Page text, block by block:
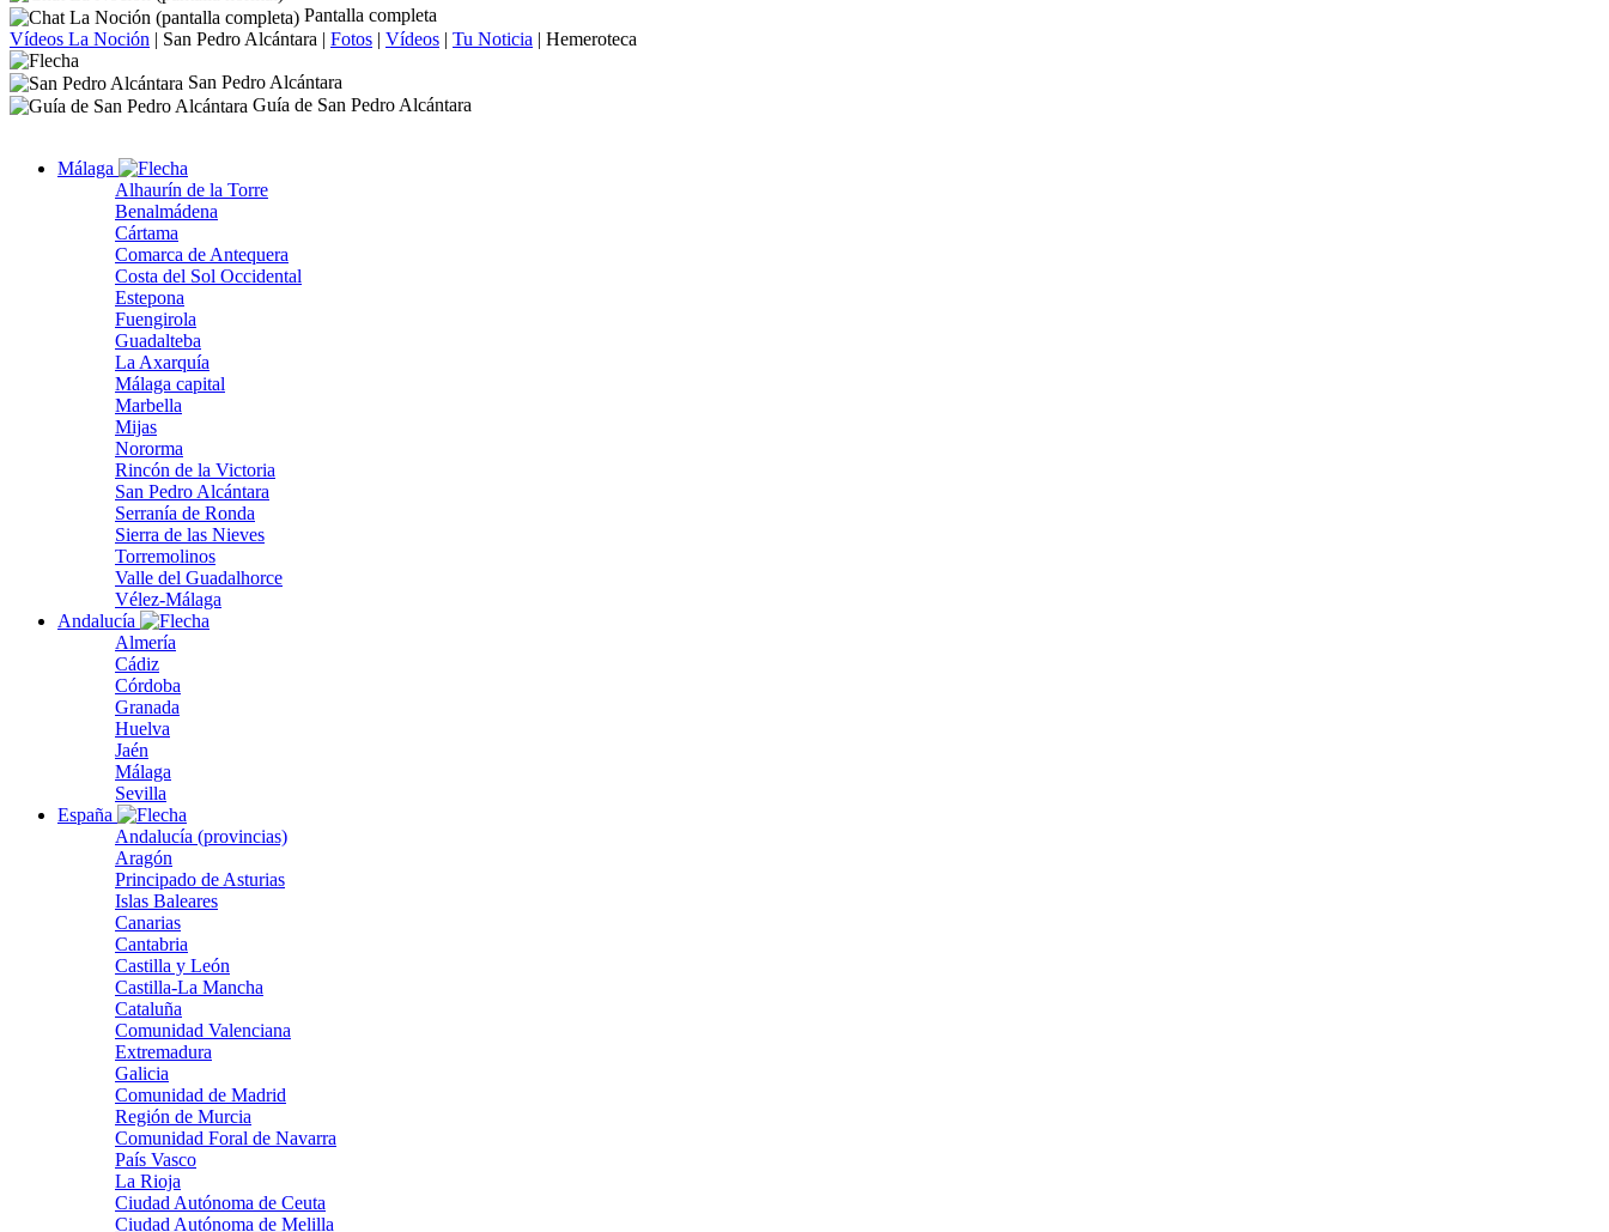
Pantalla completa
Vídeos La Noción | San Pedro Alcántara | Fotos | Vídeos | Tu Noticia | Hemeroteca
San Pedro Alcántara
Guía de San Pedro Alcántara
Málaga
Alhaurín de la Torre
Benalmádena
Cártama
Comarca de Antequera
Costa del Sol Occidental
Estepona
Fuengirola
Guadalteba
La Axarquía
Málaga capital
Marbella
Mijas
Nororma
Rincón de la Victoria
San Pedro Alcántara
Serranía de Ronda
Sierra de las Nieves
Torremolinos
Valle del Guadalhorce
Vélez-Málaga
Andalucía
Almería
Cádiz
Córdoba
Granada
Huelva
Jaén
Málaga
Sevilla
España
Andalucía (provincias)
Aragón
Principado de Asturias
Islas Baleares
Canarias
Cantabria
Castilla y León
Castilla-La Mancha
Cataluña
Comunidad Valenciana
Extremadura
Galicia
Comunidad de Madrid
Región de Murcia
Comunidad Foral de Navarra
País Vasco
La Rioja
Ciudad Autónoma de Ceuta
Ciudad Autónoma de Melilla